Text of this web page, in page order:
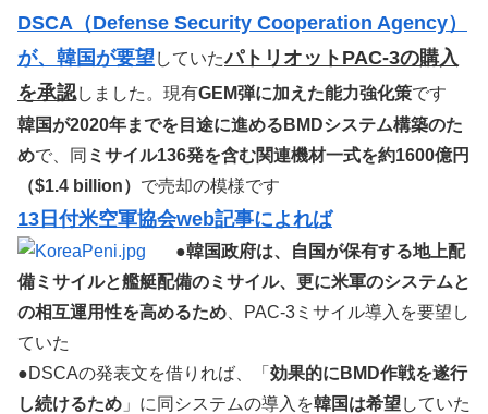
DSCA（Defense Security Cooperation Agency）
が、韓国が要望していたパトリオットPAC-3の購入
を承認しました。現有GEM弾に加えた能力強化策です
韓国が2020年までを目途に進めるBMDシステム構築のた
めで、同 ミサイル136発を含む関連機材一式を約1600億円
（$1.4 billion） で売却の模様です
13日付米空軍協会web記事によれば
●韓国政府は、自国が保有する地上配
備ミサイルと艦艇配備のミサイル、更に米軍のシステムと
の相互運用性を高めるため 、PAC-3ミサイル導入を要望し
ていた
●DSCAの発表文を借りれば、「 効果的にBMD作戦を遂行
し続けるため 」に同システムの導入を韓国は希望していた